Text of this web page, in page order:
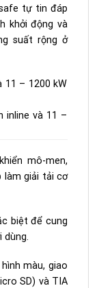
tự tin đáp
khởi động và
suất rộng ở
11 – 1200 kW
inline và 11 –
mô-men,
làm giải tải cơ
biệt để cung
dùng.
màu, giao
SD) và TIA